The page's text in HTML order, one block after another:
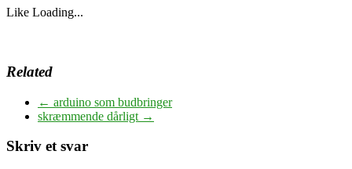
Like Loading...
Related
← arduino som budbringer
skræmmende dårligt →
Skriv et svar